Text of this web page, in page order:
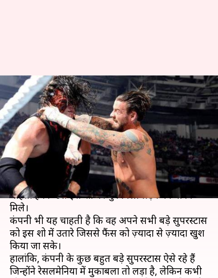
WWE: 5 बड़े सुपरस्टार्स जो
रेसलमेनिया पर कभी मेन इवेंट
मुकाबला नहीं लड़े
लेखन Neeraj Pandey Mar 28, 2019 12:46 pm
क्या है खबर?
रेसलमेनिया WWE का सबसे बड़ा शो है और हर रेसलर
चाहता है कि उसे इस शो पर मुकाबला लड़ने का मौका
मिले।
कंपनी भी यह चाहती है कि वह अपने सभी बड़े सुपरस्टार्स
को इस शो में उतारे जिससे फैंस को ज़्यादा से ज़्यादा खुश
किया जा सके।
हालांकि, कंपनी के कुछ बहुत बड़े सुपरस्टार्स ऐसे रहे हैं
जिन्होंने रेसलमेनिया में मुकाबला तो लड़ा है, लेकिन कभी